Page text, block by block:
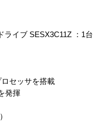
ライブ SESX3C11Z ：1台
ロセッサを搭載
発揮